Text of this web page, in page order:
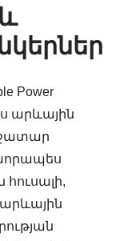
Power
արևային